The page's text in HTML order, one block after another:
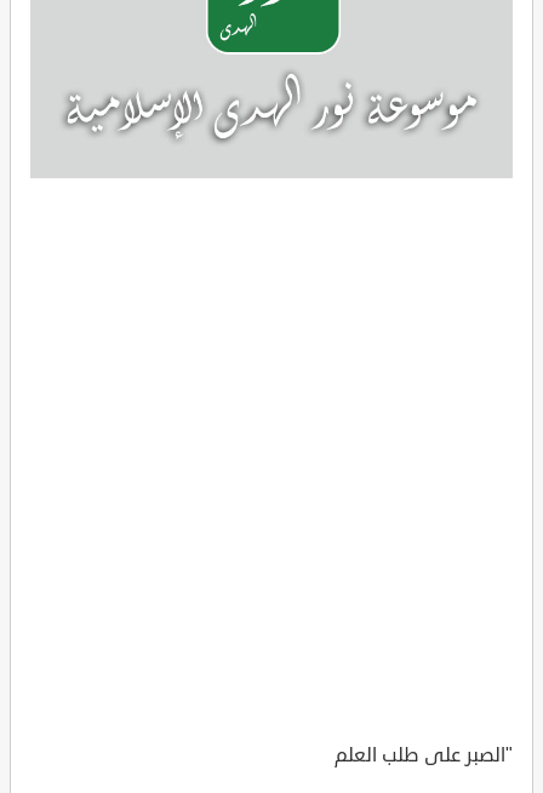
"الصبر على طلب العلم